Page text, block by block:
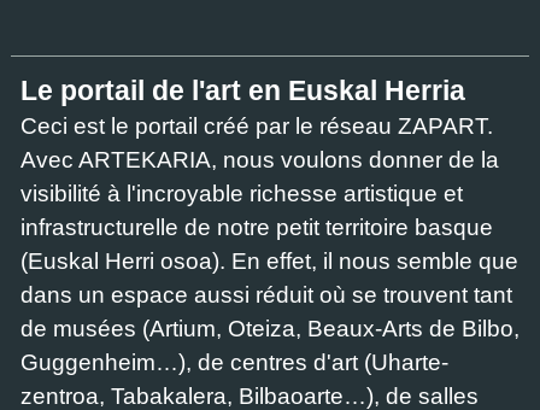
Le portail de l'art en Euskal Herria
Ceci est le portail créé par le réseau ZAPART.
Avec ARTEKARIA, nous voulons donner de la
visibilité à l'incroyable richesse artistique et
infrastructurelle de notre petit territoire basque
(Euskal Herri osoa). En effet, il nous semble que
dans un espace aussi réduit où se trouvent tant
de musées (Artium, Oteiza, Beaux-Arts de Bilbo,
Guggenheim…), de centres d'art (Uharte-
zentroa, Tabakalera, Bilbaoarte…), de salles